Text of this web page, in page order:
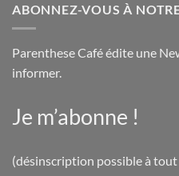
ABONNEZ-VOUS À
Parenthese Café édite une
informer.
Je m’abonne !
(désinscription possible à